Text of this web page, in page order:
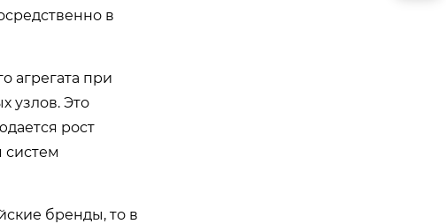
в
агрегата при
узлов. Это
рост
систем
бренды, то в